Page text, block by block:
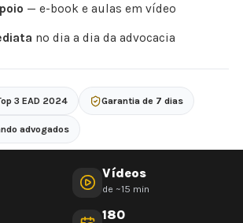
— e-book e aulas em vídeo
no dia a dia da advocacia
3 EAD 2024 Garantia de 7 dias
advogados
Vídeos
de ~15 min
180